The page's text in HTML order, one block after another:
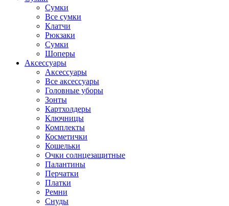
Сумки
Все сумки
Клатчи
Рюкзаки
Сумки
Шоперы
Аксессуары
Аксессуары
Все аксессуары
Головные уборы
Зонты
Картхолдеры
Ключницы
Комплекты
Косметички
Кошельки
Очки солнцезащитные
Палантины
Перчатки
Платки
Ремни
Снуды